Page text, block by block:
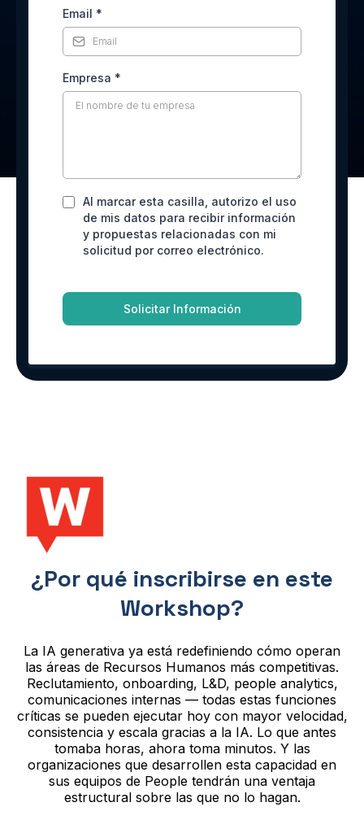
Email *
Empresa *
Al marcar esta casilla, autorizo el uso
de mis datos para recibir información
y propuestas relacionadas con mi
solicitud por correo electrónico.
Solicitar Información
¿Por qué inscribirse en este
Workshop?
La IA generativa ya está redefiniendo cómo operan
las áreas de Recursos Humanos más competitivas.
Reclutamiento, onboarding, L&D, people analytics,
comunicaciones internas — todas estas funciones
críticas se pueden ejecutar hoy con mayor velocidad,
consistencia y escala gracias a la IA. Lo que antes
tomaba horas, ahora toma minutos. Y las
organizaciones que desarrollen esta capacidad en
sus equipos de People tendrán una ventaja
estructural sobre las que no lo hagan.